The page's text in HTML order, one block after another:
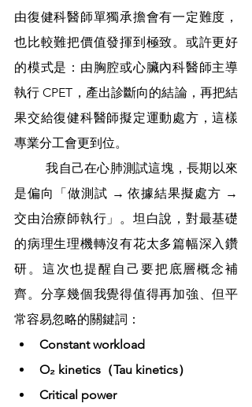
由復健科醫師單獨承擔會有一定難度，
也比較難把價值發揮到極致。或許更好
的模式是：由胸腔或心臟內科醫師主導
執行 CPET，產出診斷向的結論，再把結
果交給復健科醫師擬定運動處方，這樣
專業分工會更到位。
	我自己在心肺測試這塊，長期以來
是偏向「做測試 → 依據結果擬處方 →
交由治療師執行」。坦白說，對最基礎
的病理生理機轉沒有花太多篇幅深入鑽
研。這次也提醒自己要把底層概念補
齊。分享幾個我覺得值得再加強、但平
常容易忽略的關鍵詞：
Constant workload
O₂ kinetics（Tau kinetics）
Critical power